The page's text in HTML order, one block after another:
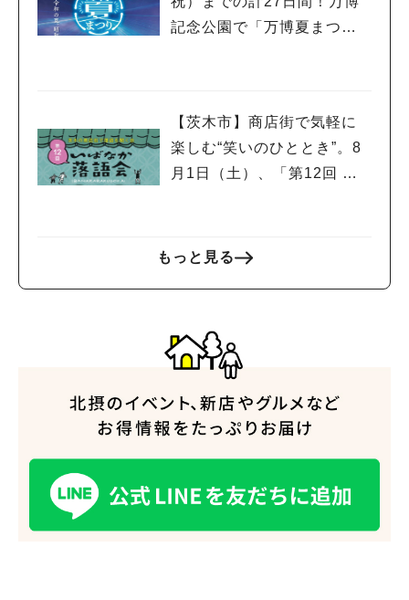
記念公園で「万博夏まつり2
【茨木市】商店街で気軽に
楽しむ“笑いのひととき”。8
月1日（土）、「第12回 い
もっと見る
人気のキーワード
#ランチ
#教えたい／教えて投稿記事 #大阪学院大 商品開発プロジェクト
#あなたはどっち？